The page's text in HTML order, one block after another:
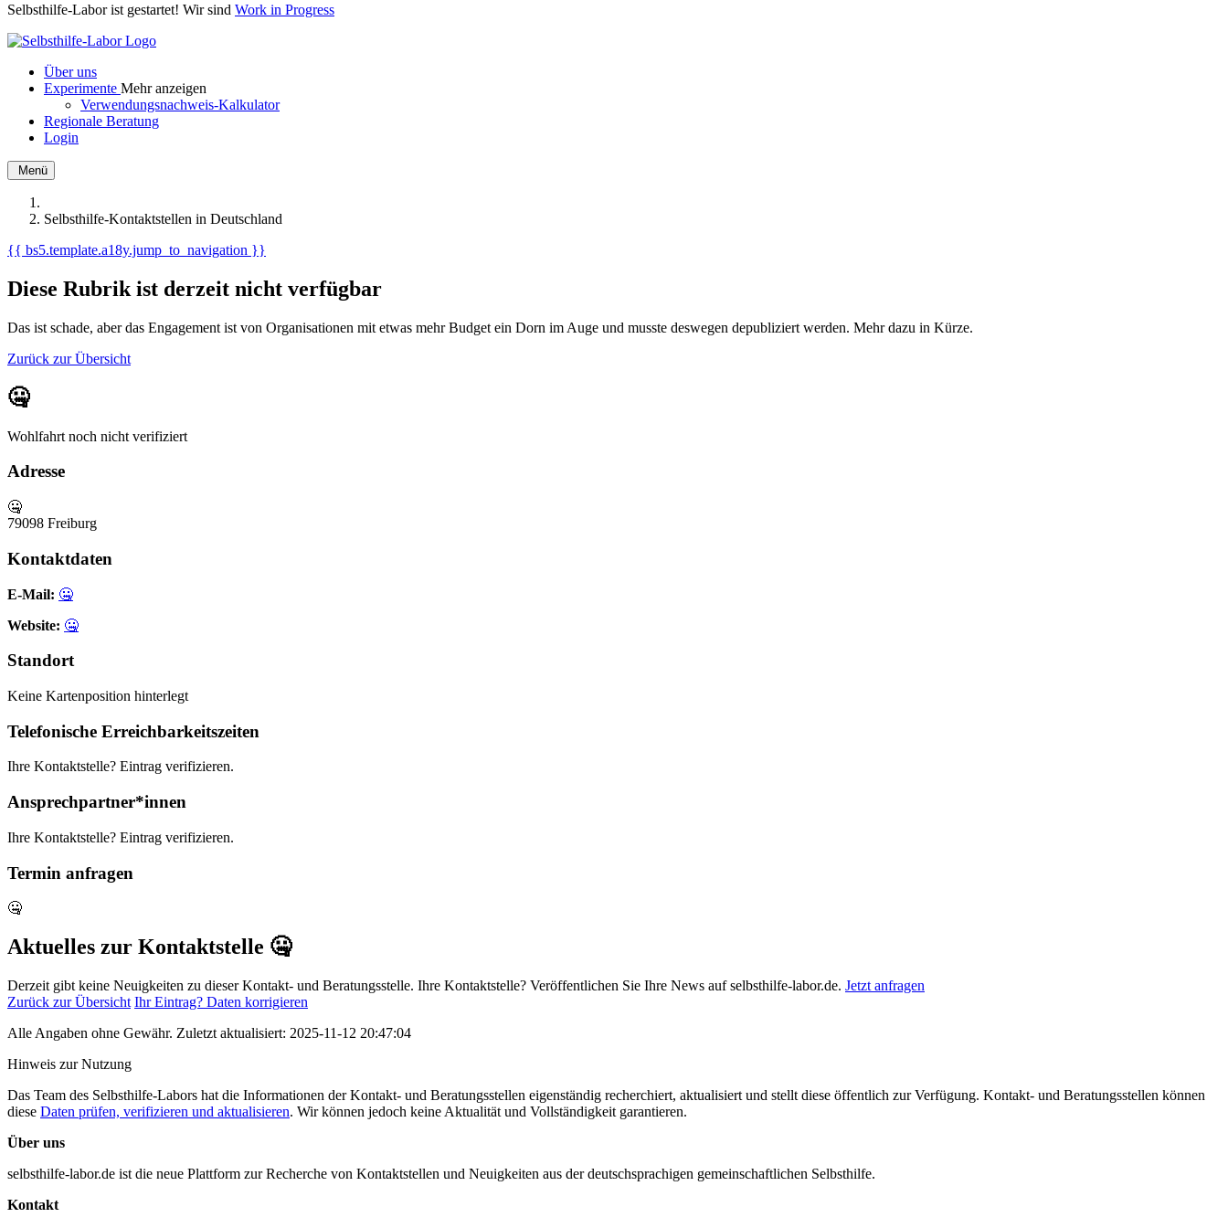
Selbsthilfe-Labor ist gestartet! Wir sind Work in Progress
Über uns
Experimente Mehr anzeigen
Verwendungsnachweis-Kalkulator
Regionale Beratung
Login
Menü
Selbsthilfe-Kontaktstellen in Deutschland
{{ bs5.template.a18y.jump_to_navigation }}
Diese Rubrik ist derzeit nicht verfügbar
Das ist schade, aber das Engagement ist von Organisationen mit etwas mehr Budget ein Dorn im Auge und musste deswegen depubliziert werden. Mehr dazu in Kürze.
Zurück zur Übersicht
🤐
Wohlfahrt noch nicht verifiziert
Adresse
🤐
79098 Freiburg
Kontaktdaten
E-Mail: 🤐
Website: 🤐
Standort
Keine Kartenposition hinterlegt
Telefonische Erreichbarkeitszeiten
Ihre Kontaktstelle? Eintrag verifizieren.
Ansprechpartner*innen
Ihre Kontaktstelle? Eintrag verifizieren.
Termin anfragen
🤐
Aktuelles zur Kontaktstelle 🤐
Derzeit gibt keine Neuigkeiten zu dieser Kontakt- und Beratungsstelle. Ihre Kontaktstelle? Veröffentlichen Sie Ihre News auf selbsthilfe-labor.de. Jetzt anfragen
Zurück zur Übersicht Ihr Eintrag? Daten korrigieren
Alle Angaben ohne Gewähr. Zuletzt aktualisiert: 2025-11-12 20:47:04
Hinweis zur Nutzung
Das Team des Selbsthilfe-Labors hat die Informationen der Kontakt- und Beratungsstellen eigenständig recherchiert, aktualisiert und stellt diese öffentlich zur Verfügung. Kontakt- und Beratungsstellen können
diese Daten prüfen, verifizieren und aktualisieren. Wir können jedoch keine Aktualität und Vollständigkeit garantieren.
Über uns
selbsthilfe-labor.de ist die neue Plattform zur Recherche von Kontaktstellen und Neuigkeiten aus der deutschsprachigen gemeinschaftlichen Selbsthilfe.
Kontakt